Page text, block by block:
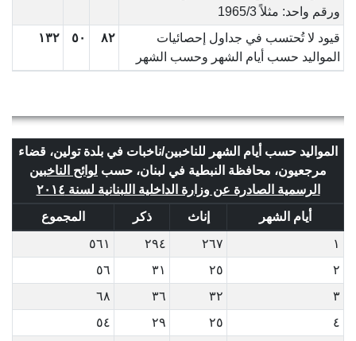
ورقم واحد: مثلاً 1965/3
قيود لا تُحتسب في جداول إحصائيات
المواليد حسب أيام الشهر وحسب الشهر
٨٢ ٥٠ ١٣٢
المواليد حسب أيام الشهر للناخبين/ناخبات في بلدة تولين، قضاء
مرجعيون، محافظة النبطية في لبنان، حسب لوائح الناخبين
الرسمية الصادرة عن وزارة الداخلية اللبنانية لسنة ٢٠١٤
أيام الشهر
إناث ذكر
المجموع
١
٢٦٧ ٢٩٤
٥٦١
٢
٢٥ ٣١
٥٦
٣
٣٢ ٣٦
٦٨
٤
٢٥ ٢٩
٥٤